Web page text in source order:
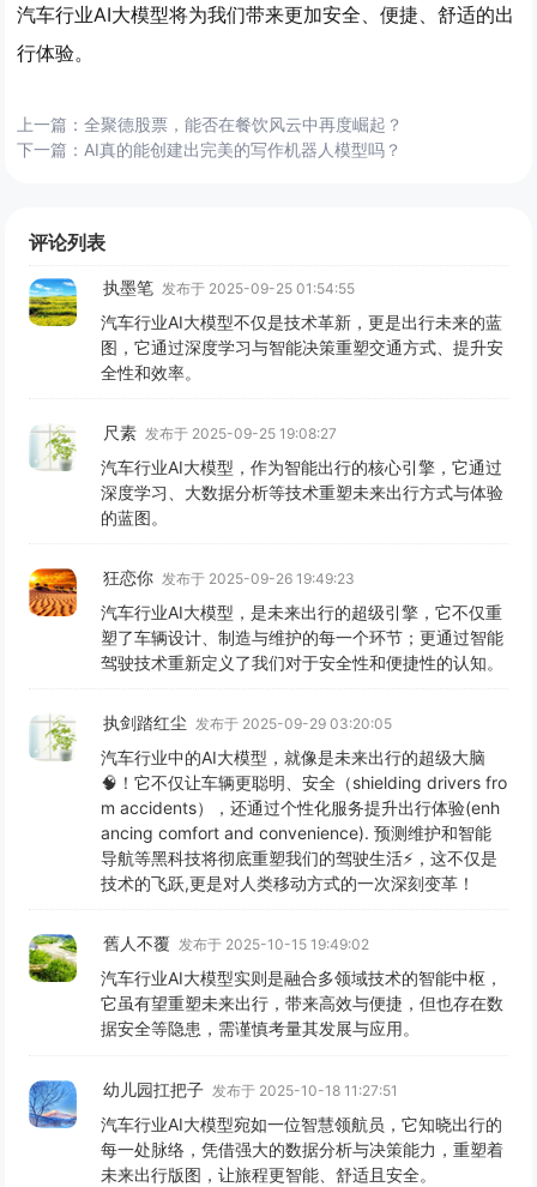
汽车行业AI大模型将为我们带来更加安全、便捷、舒适的出
行体验。
上一篇：全聚德股票，能否在餐饮风云中再度崛起？
下一篇： AI真的能创建出完美的写作机器人模型吗？
评论列表
执墨笔 发布于 2025-09-25 01:54:55
汽车行业AI大模型不仅是技术革新，更是出行未来的蓝
图，它通过深度学习与智能决策重塑交通方式、提升安
全性和效率。
尺素 发布于 2025-09-25 19:08:27
汽车行业AI大模型，作为智能出行的核心引擎，它通过
深度学习、大数据分析等技术重塑未来出行方式与体验
的蓝图。
狂恋你 发布于 2025-09-26 19:49:23
汽车行业AI大模型，是未来出行的超级引擎，它不仅重
塑了车辆设计、制造与维护的每一个环节；更通过智能
驾驶技术重新定义了我们对于安全性和便捷性的认知。
执剑踏红尘 发布于 2025-09-29 03:20:05
汽车行业中的AI大模型，就像是未来出行的超级大脑
🧠！它不仅让车辆更聪明、安全（shielding drivers fro
m accidents），还通过个性化服务提升出行体验(enh
ancing comfort and convenience). 预测维护和智能
导航等黑科技将彻底重塑我们的驾驶生活⚡️，这不仅是
技术的飞跃,更是对人类移动方式的一次深刻变革！
舊人不覆 发布于 2025-10-15 19:49:02
汽车行业AI大模型实则是融合多领域技术的智能中枢，
它虽有望重塑未来出行，带来高效与便捷，但也存在数
据安全等隐患，需谨慎考量其发展与应用。
幼儿园扛把子 发布于 2025-10-18 11:27:51
汽车行业AI大模型宛如一位智慧领航员，它知晓出行的
每一处脉络，凭借强大的数据分析与决策能力，重塑着
未来出行版图，让旅程更智能、舒适且安全。